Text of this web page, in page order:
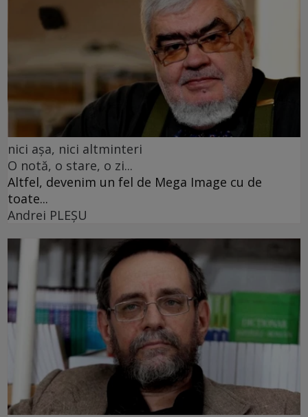
nici așa, nici altminteri
O notă, o stare, o zi...
Altfel, devenim un fel de Mega Image cu de
toate...
Andrei PLEŞU